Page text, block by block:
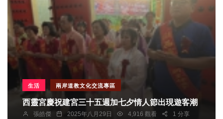
生活 兩岸道教文化交流專區
西靈宮慶祝建宮三十五週加七夕情人節出現遊客潮
張皓傑 2025年八月29日 4,916 觀看 1 分享